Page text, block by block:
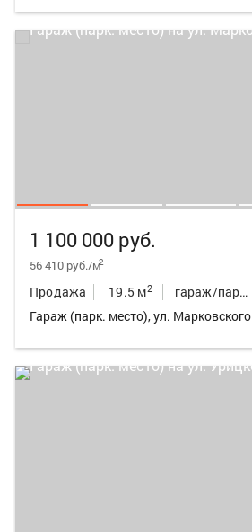
1 100 000 руб.
56 410 руб./м2
Продажа 19.5 м2
гараж/парк.место
Гараж (парк. место), ул. Марковского